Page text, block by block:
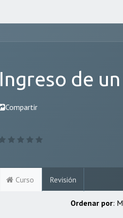
Ingreso de
Compartir
Curso Revisión
Ordenar por: